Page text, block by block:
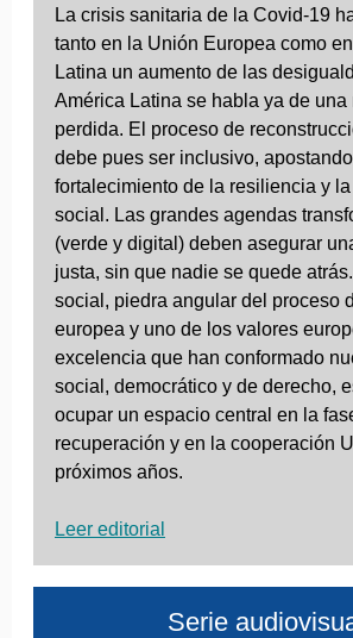
La crisis sanitaria de la Covid-19
tanto en la Unión Europea como
Latina un aumento de las
América Latina se habla ya de una
perdida. El proceso de
debe pues ser inclusivo,
fortalecimiento de la resiliencia y
social. Las grandes agendas
(verde y digital) deben asegurar
justa, sin que nadie se quede
social, piedra angular del proceso
europea y uno de los valores
excelencia que han conformado
social, democrático y de derecho,
ocupar un espacio central en la
recuperación y en la cooperación
próximos años.
Leer editorial
Serie